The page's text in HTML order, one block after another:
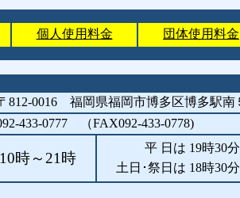
個人使用料金 団体使用料金
812-0016 福岡県福岡市博多区博多駅南
433-0777 （FAX092-433-0778)
10時～21時
平 日は 19時30分
土日･祭日は 18時30分